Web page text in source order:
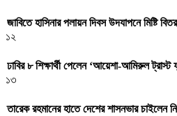
জাবিতে হাসিনার পলায়ন দিবস উদযাপনে মিষ্টি
১২
ঢাবির ৮ শিক্ষার্থী পেলেন ‘আয়েশা-আমিরুল ট্রাস্ট
১৩
তারেক রহমানের হাতে দেশের শাসনভার চাইলেন